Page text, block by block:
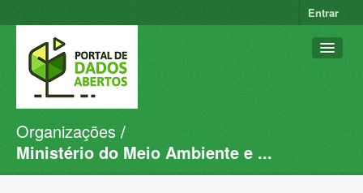
Entrar
Conjuntos de dados
Organizações
Organizações
Ministério do Meio Ambiente e ...